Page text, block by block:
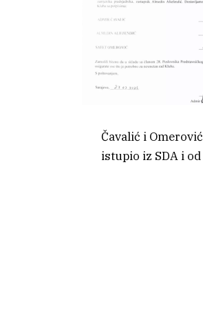
Čavalić i
istupio iz SDA i